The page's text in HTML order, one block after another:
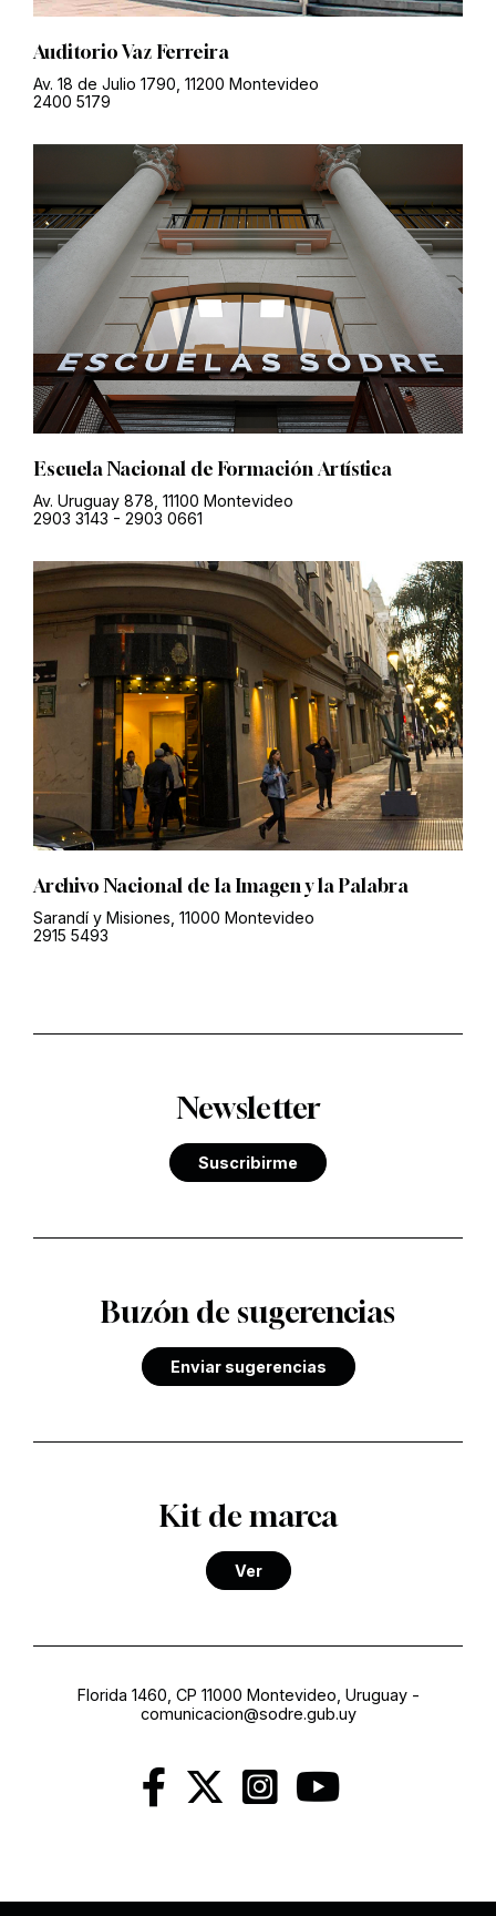
Auditorio Vaz Ferreira
Av. 18 de Julio 1790, 11200 Montevideo
2400 5179
Escuela Nacional de Formación Artística
Av. Uruguay 878, 11100 Montevideo
2903 3143 - 2903 0661
Archivo Nacional de la Imagen y la Palabra
Sarandí y Misiones, 11000 Montevideo
2915 5493
Newsletter
Suscribirme
Buzón de sugerencias
Enviar sugerencias
Kit de marca
Ver
Florida 1460, CP 11000 Montevideo, Uruguay-
comunicacion@sodre.gub.uy